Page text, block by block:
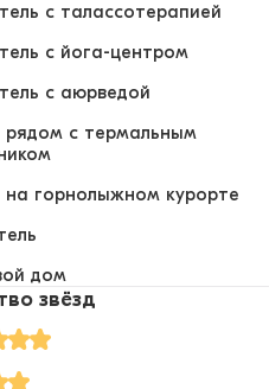
с талассотерапией
с йога-центром
с аюрведой
рядом с термальным
на горнолыжном курорте
дом
звёзд